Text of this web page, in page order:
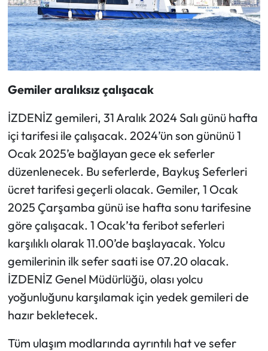
Gemiler aralıksız çalışacak
İZDENİZ gemileri, 31 Aralık 2024 Salı günü hafta
içi tarifesi ile çalışacak. 2024’ün son gününü 1
Ocak 2025’e bağlayan gece ek seferler
düzenlenecek. Bu seferlerde, Baykuş Seferleri
ücret tarifesi geçerli olacak. Gemiler, 1 Ocak
2025 Çarşamba günü ise hafta sonu tarifesine
göre çalışacak. 1 Ocak’ta feribot seferleri
karşılıklı olarak 11.00’de başlayacak. Yolcu
gemilerinin ilk sefer saati ise 07.20 olacak.
İZDENİZ Genel Müdürlüğü, olası yolcu
yoğunluğunu karşılamak için yedek gemileri de
hazır bekletecek.
Tüm ulaşım modlarında ayrıntılı hat ve sefer